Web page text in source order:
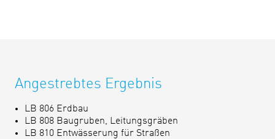
Angestrebtes Ergebnis
LB 806 Erdbau
LB 808 Baugruben, Leitungsgräben
LB 810 Entwässerung für Straßen